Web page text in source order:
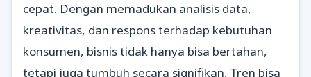
cepat. Dengan memadukan analisis data,
kreativitas, dan respons terhadap kebutuhan
konsumen, bisnis tidak hanya bisa bertahan,
tetapi juga tumbuh secara signifikan. Tren bisa